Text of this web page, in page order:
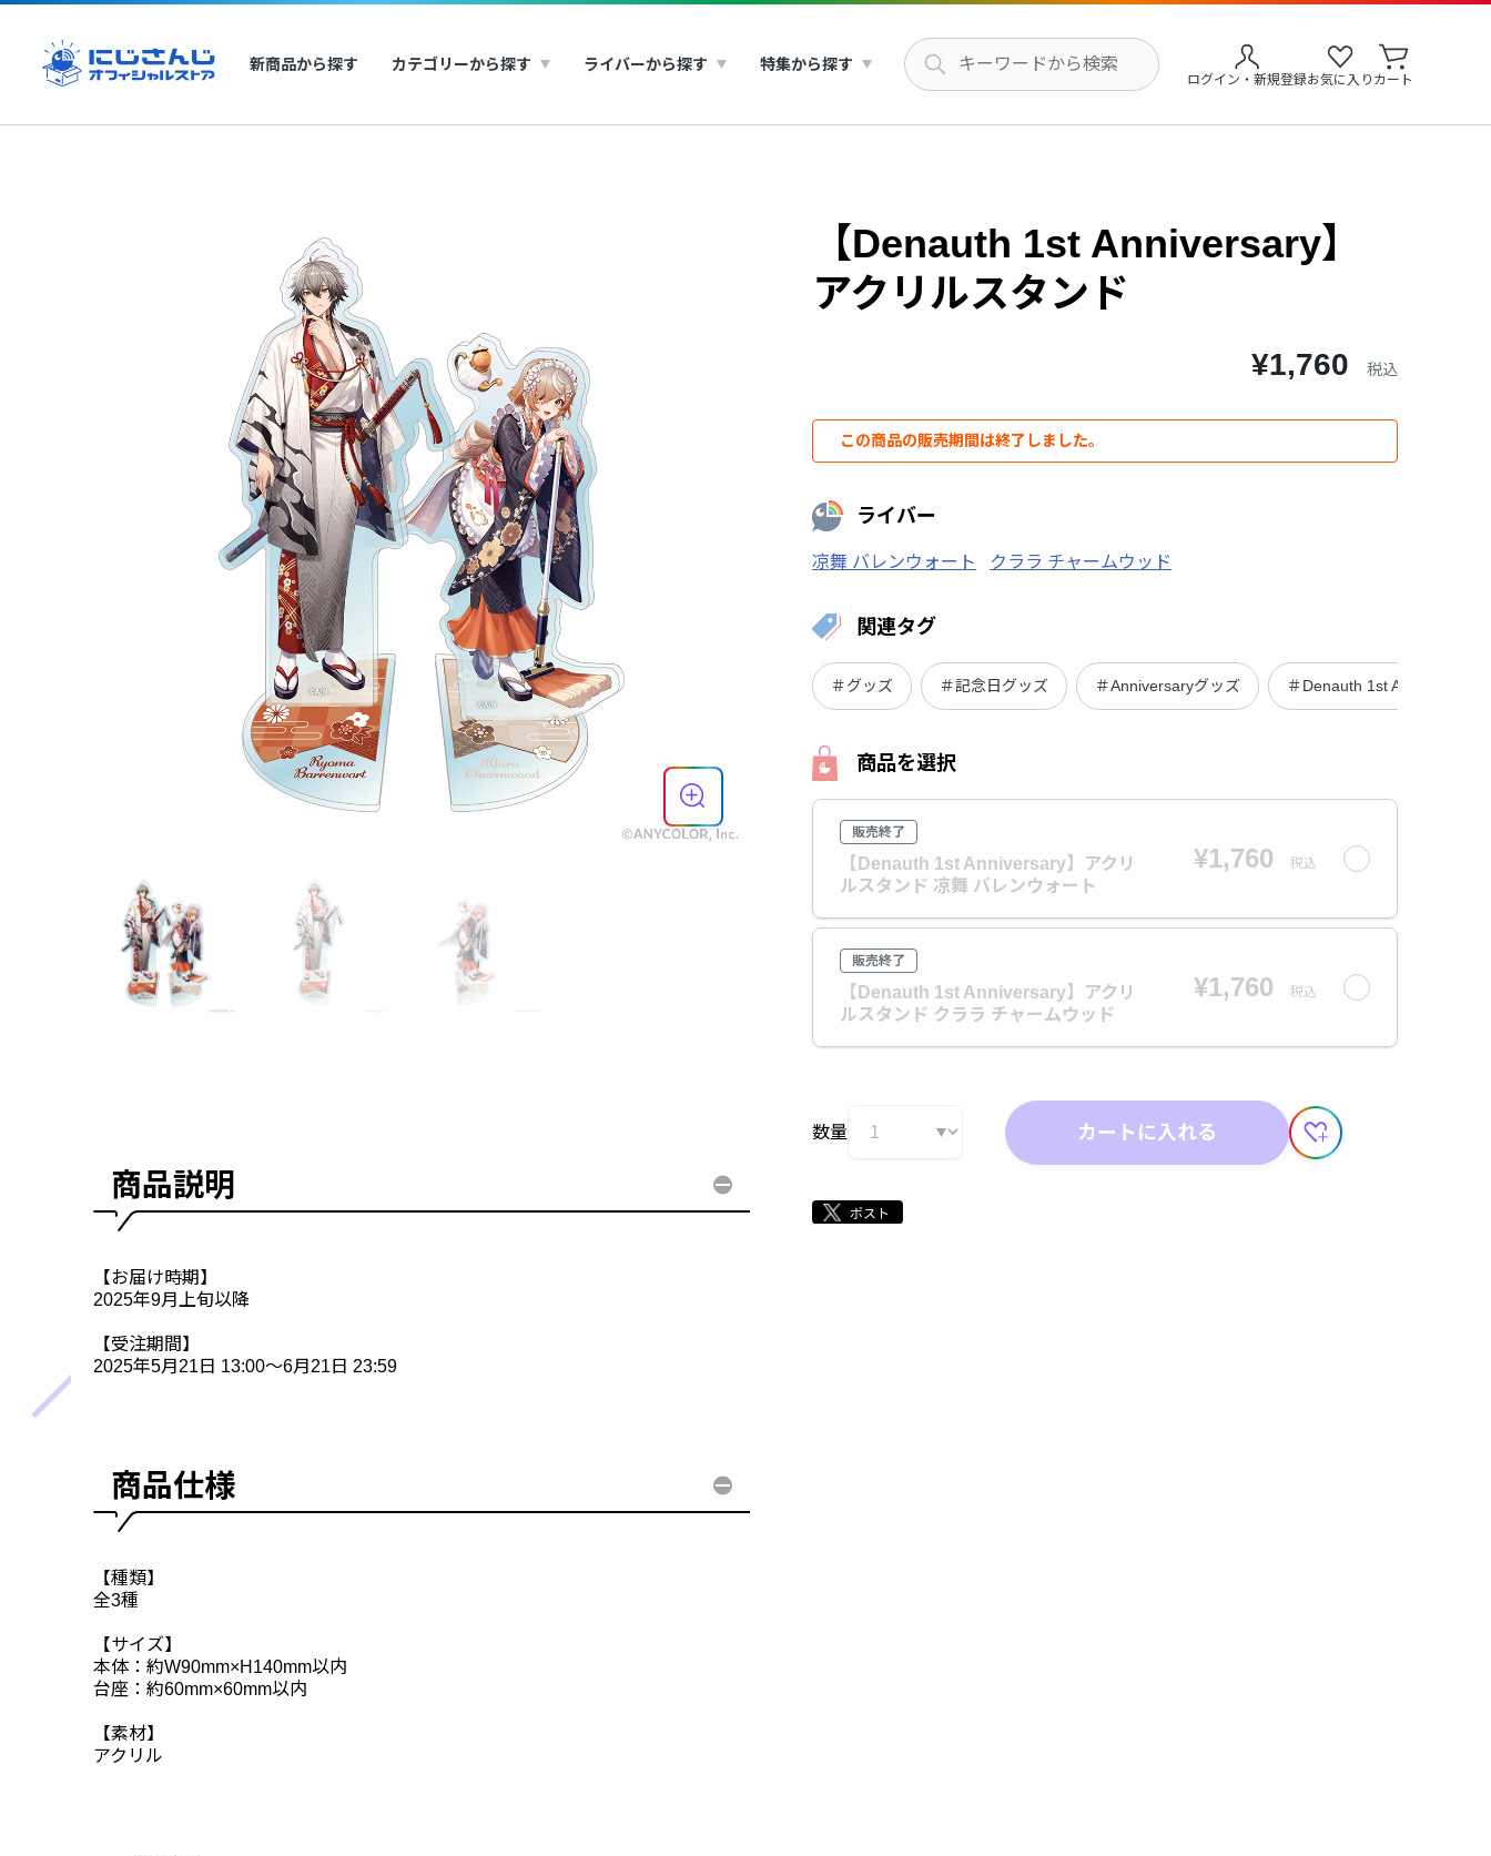
新商品から探す カテゴリーから探す ライバーから探す 特集から探す
ログイン・新規登録お気に入り カート
【Denauth 1st Anniversary】
アクリルスタンド
¥1,760 税込
この商品の販売期間は終了しました。
ライバー
凉舞 バレンウォート クララ チャームウッド
関連タグ
＃グッズ ＃記念日グッズ ＃Anniversaryグッズ ＃Denauth 1st Anniversary
商品を選択
販売終了
【Denauth 1st Anniversary】アクリ
ルスタンド 凉舞 バレンウォート
¥1,760 税込
販売終了
【Denauth 1st Anniversary】アクリ
ルスタンド クララ チャームウッド
¥1,760 税込
数量 カートに入れる
商品説明
【お届け時期】
2025年9月上旬以降
【受注期間】
2025年5月21日 13:00～6月21日 23:59
商品仕様
【種類】
全3種
【サイズ】
本体：約W90mm×H140mm以内
台座：約60mm×60mm以内
【素材】
アクリル